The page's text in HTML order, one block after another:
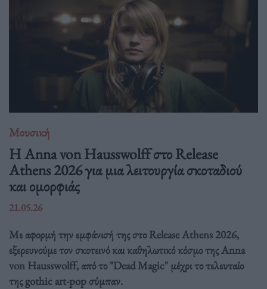
Μουσική
Η Anna von Hausswolff στο Release
Athens 2026 για μια λειτουργία σκοταδιού
και ομορφιάς
21.05.26
Με αφορμή την εμφάνισή της στο Release Athens 2026,
εξερευνούμε τον σκοτεινό και καθηλωτικό κόσμο της Anna
von Hausswolff, από το "Dead Magic" μέχρι το τελευταίο
της gothic art-pop σύμπαν.